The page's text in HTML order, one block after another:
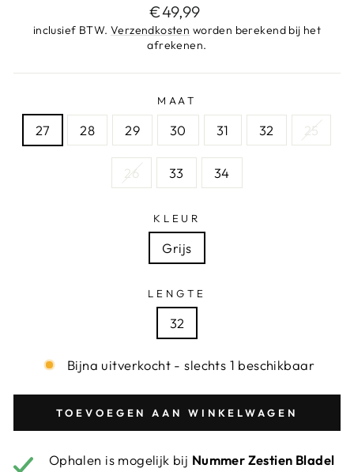
Adviesprijs
€49,99
inclusief BTW. Verzendkosten worden berekend bij het
afrekenen.
MAAT
27 28 29 30 31 32 25
26 33 34
KLEUR
Grijs
LENGTE
32
Bijna uitverkocht - slechts 1 beschikbaar
TOEVOEGEN AAN WINKELWAGEN
Ophalen is mogelijk bij Nummer Zestien Bladel